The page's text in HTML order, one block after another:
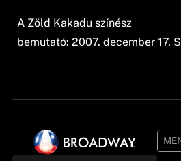
A Zöld Kakadu színész
bemutató: 2007. december 17.